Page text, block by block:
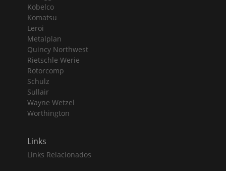
Kobelco
Komatsu
Leroi
Metalplan
Quincy Northwest
Rietschle Werie
Rotorcomp
Schulz
Sullair
Wayne Wetzel
Worthington
Links
Links Relacionados